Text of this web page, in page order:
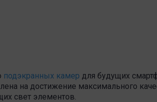
подэкранных камер для будущих
на достижение максимального
свет элементов.